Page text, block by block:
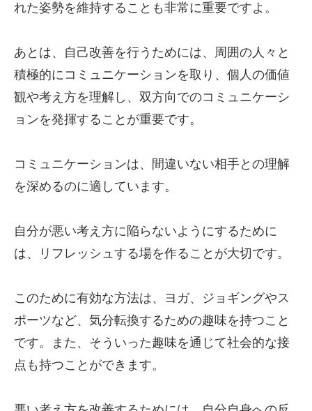
れた姿勢を維持することも非常に重要ですよ。
あとは、自己改善を行うためには、周囲の人々と
積極的にコミュニケーションを取り、個人の価値
観や考え方を理解し、双方向でのコミュニケーシ
ョンを発揮することが重要です。
コミュニケーションは、間違いない相手との理解
を深めるのに適しています。
自分が悪い考え方に陥らないようにするために
は、リフレッシュする場を作ることが大切です。
このために有効な方法は、ヨガ、ジョギングやス
ポーツなど、気分転換するための趣味を持つこと
です。また、そういった趣味を通じて社会的な接
点も持つことができます。